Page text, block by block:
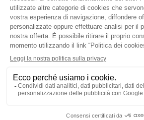
Registro Imprese
Iscrizione R.I.: 12212870153
REA: MI-1539011
Capitale sociale: Euro 10.400,00 i.v.
Contatti
info@industriale.it
PEC:industriale@pec.industriale.it
02 8969 3116
Informativa privacy - Cookie
| Condizioni di